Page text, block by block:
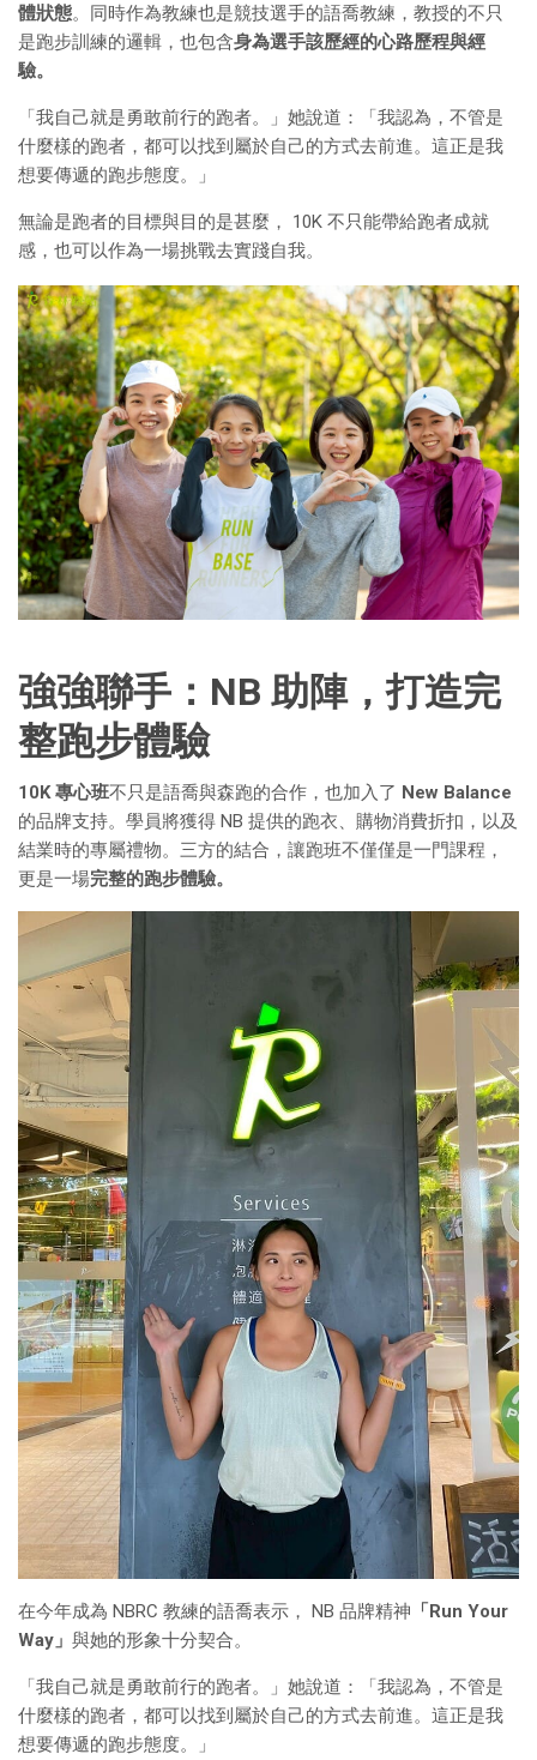
體狀態。同時作為教練也是競技選手的語喬教練，教授的不只
是跑步訓練的邏輯，也包含身為選手該歷經的心路歷程與經
驗。
「我自己就是勇敢前行的跑者。」她說道：「我認為，不管是
什麼樣的跑者，都可以找到屬於自己的方式去前進。這正是我
想要傳遞的跑步態度。」
無論是跑者的目標與目的是甚麼， 10K 不只能帶給跑者成就
感，也可以作為一場挑戰去實踐自我。
強強聯手：NB 助陣，打造完
整跑步體驗
10K 專心班不只是語喬與森跑的合作，也加入了 New Balance
的品牌支持。學員將獲得 NB 提供的跑衣、購物消費折扣，以及
結業時的專屬禮物。三方的結合，讓跑班不僅僅是一門課程，
更是一場完整的跑步體驗。
在今年成為 NBRC 教練的語喬表示， NB 品牌精神 「Run Your
Way」 與她的形象十分契合。
「我自己就是勇敢前行的跑者。」她說道：「我認為，不管是
什麼樣的跑者，都可以找到屬於自己的方式去前進。這正是我
想要傳遞的跑步態度。」